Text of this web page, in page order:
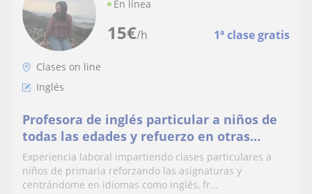
15€/h 1ª clase gratis
En línea
Clases on line
Inglés
Profesora de inglés particular a niños de
todas las edades y refuerzo en otras
asignaturas de primaria
Experiencia laboral impartiendo clases particulares a
niños de primaria reforzando las asignaturas y
centrándome en idiomas como inglés, fr...